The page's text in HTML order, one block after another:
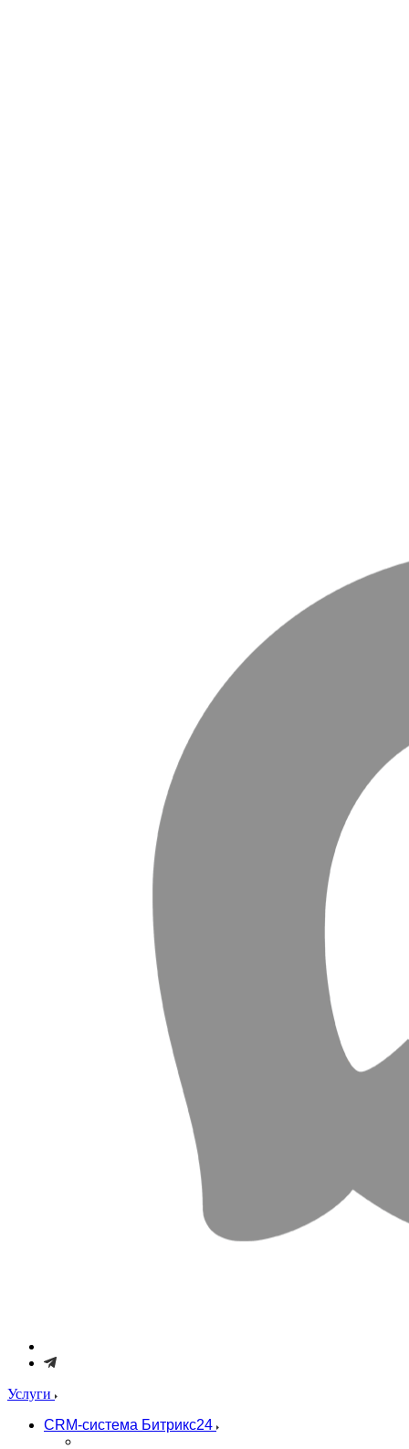
Услуги
CRM-система Битрикс24